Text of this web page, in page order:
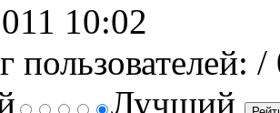
10:02
пользователей: /
Лучший